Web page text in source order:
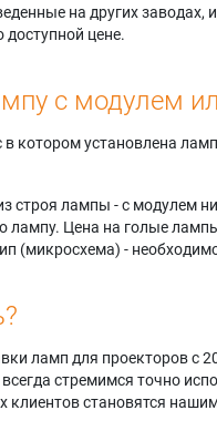
на других заводах,
цене.
с модулем
котором установлена
строя лампы - с модулем
лампу. Цена на голые
(микросхема) -
ламп для проекторов с
стремимся точно
клиентов становятся